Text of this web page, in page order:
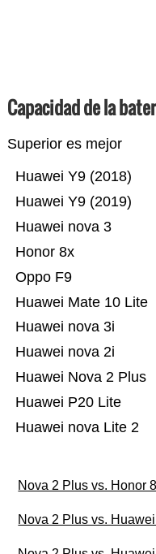
Capacidad de la
Superior es mejor
Huawei nova Lite 2
Huawei P20 Lite
Huawei Nova 2 Plus
Huawei nova 2i
Huawei nova 3i
Huawei Mate 10 Lite
Oppo F9
Honor 8x
Huawei nova 3
Huawei Y9 (2019)
Huawei Y9 (2018)
Nova 2 Plus vs. Honor
Nova 2 Plus vs.